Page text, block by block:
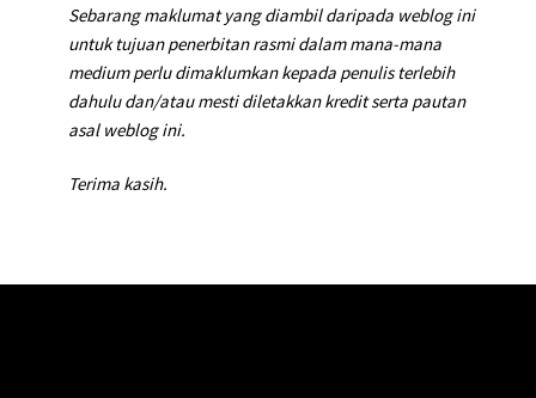
Sebarang maklumat yang diambil daripada weblog ini
untuk tujuan penerbitan rasmi dalam mana-mana
medium perlu dimaklumkan kepada penulis terlebih
dahulu dan/atau mesti diletakkan kredit serta pautan
asal weblog ini.
Terima kasih.